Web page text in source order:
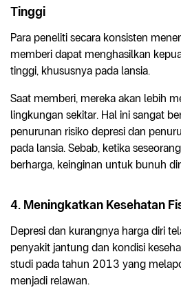
Tinggi
Para peneliti secara konsisten
memberi dapat menghasilkan
tinggi, khususnya pada lansia.
Saat memberi, mereka akan lebih
lingkungan sekitar. Hal ini sangat
penurunan risiko depresi dan
pada lansia. Sebab, ketika
berharga, keinginan untuk bunuh
4. Meningkatkan Kesehatan
Depresi dan kurangnya harga diri
penyakit jantung dan kondisi
studi pada tahun 2013 yang
menjadi relawan.